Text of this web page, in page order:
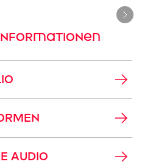
AUDIO